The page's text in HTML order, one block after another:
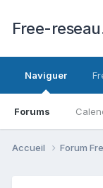
Free-
Naviguer
Forums
Accueil Forum